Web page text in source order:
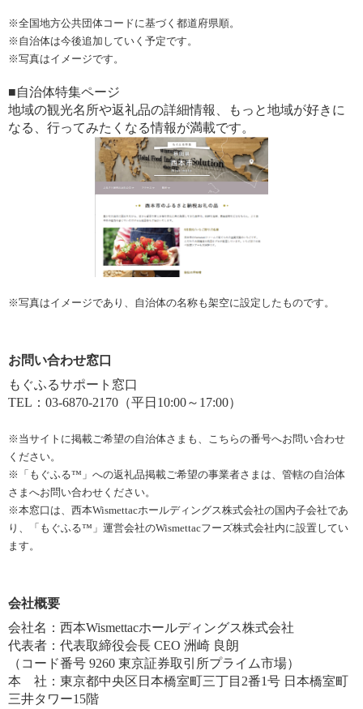
※全国地方公共団体コードに基づく都道府県順。
※自治体は今後追加していく予定です。
※写真はイメージです。
■自治体特集ページ
地域の観光名所や返礼品の詳細情報、もっと地域が好きに
なる、行ってみたくなる情報が満載です。
※写真はイメージであり、自治体の名称も架空に設定したものです。
お問い合わせ窓口
もぐふるサポート窓口
TEL：03-6870-2170（平日10:00～17:00）
※当サイトに掲載ご希望の自治体さまも、こちらの番号へお問い合わせ
ください。
※「もぐふる™」への返礼品掲載ご希望の事業者さまは、管轄の自治体
さまへお問い合わせください。
※本窓口は、西本Wismettacホールディングス株式会社の国内子会社であ
り、「もぐふる™」運営会社のWismettacフーズ株式会社内に設置してい
ます。
会社概要
会社名：西本Wismettacホールディングス株式会社
代表者：代表取締役会長 CEO 洲崎 良朗
（コード番号 9260 東京証券取引所プライム市場）
本 社：東京都中央区日本橋室町三丁目2番1号 日本橋室町
三井タワー15階